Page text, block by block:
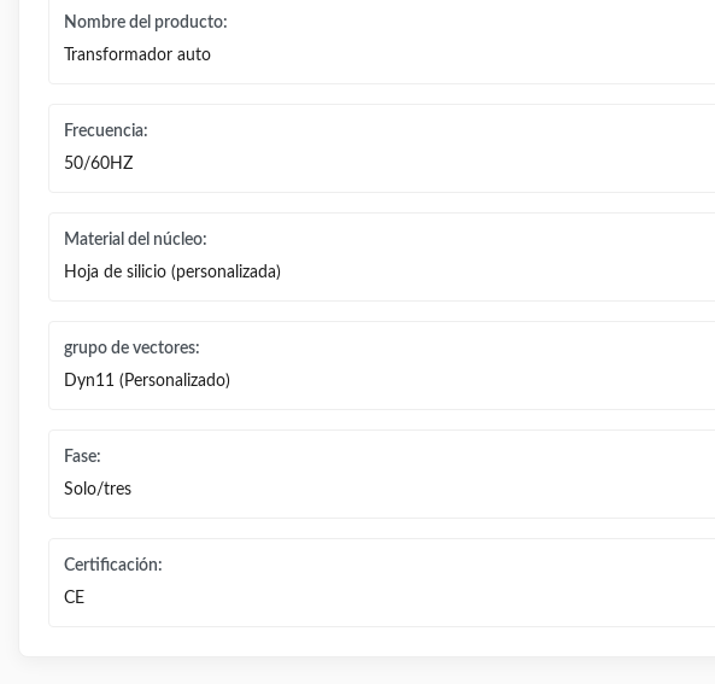
Nombre del producto:
Transformador auto
Frecuencia:
50/60HZ
Material del núcleo:
Hoja de silicio (personalizada)
grupo de vectores:
Dyn11 (Personalizado)
Fase:
Solo/tres
Certificación:
CE